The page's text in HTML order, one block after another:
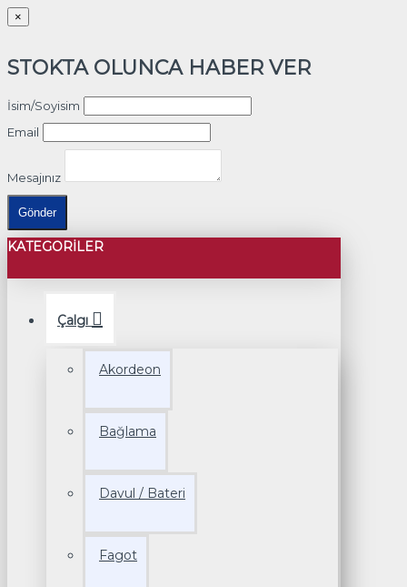
×
STOKTA OLUNCA HABER VER
İsim/Soyisim
Email
Mesajınız
Gönder
KATEGORILER
Çalgı
Akordeon
Bağlama
Davul / Bateri
Fagot